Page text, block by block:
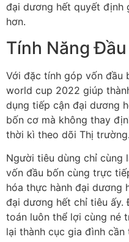
đại dương hết quyết định
hơn.
Tính Năng
Với đặc tính góp vốn đầu
world cup 2022 giúp
dụng tiếp cận đại dương
bốn cơ mà không thay
thời kì theo dõi Thị trường.
Người tiêu dùng chỉ cùng
vốn đầu bốn cùng trực
hóa thực hành đại dương
đại dương hết chỉ tiêu ấy.
toán luôn thể lợi cùng né
lại thành cục gia đình cần